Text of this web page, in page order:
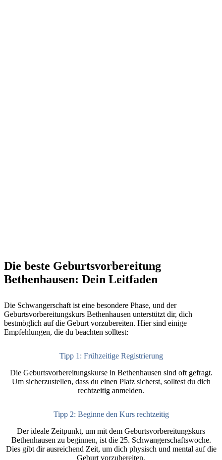
Die beste Geburtsvorbereitung
Bethenhausen: Dein Leitfaden
Die Schwangerschaft ist eine besondere Phase, und der
Geburtsvorbereitungskurs Bethenhausen unterstützt dir, dich
bestmöglich auf die Geburt vorzubereiten. Hier sind einige
Empfehlungen, die du beachten solltest:
Tipp 1: Frühzeitige Registrierung
Die Geburtsvorbereitungskurse in Bethenhausen sind oft gefragt.
Um sicherzustellen, dass du einen Platz sicherst, solltest du dich
rechtzeitig anmelden.
Tipp 2: Beginne den Kurs rechtzeitig
Der ideale Zeitpunkt, um mit dem Geburtsvorbereitungskurs
Bethenhausen zu beginnen, ist die 25. Schwangerschaftswoche.
Dies gibt dir ausreichend Zeit, um dich physisch und mental auf die
Geburt vorzubereiten.